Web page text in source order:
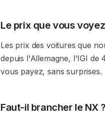
Le prix que vous
Les prix des voitures que
depuis l'Allemagne, l'IGI de
vous payez, sans surprises.
Faut-il brancher le NX ?